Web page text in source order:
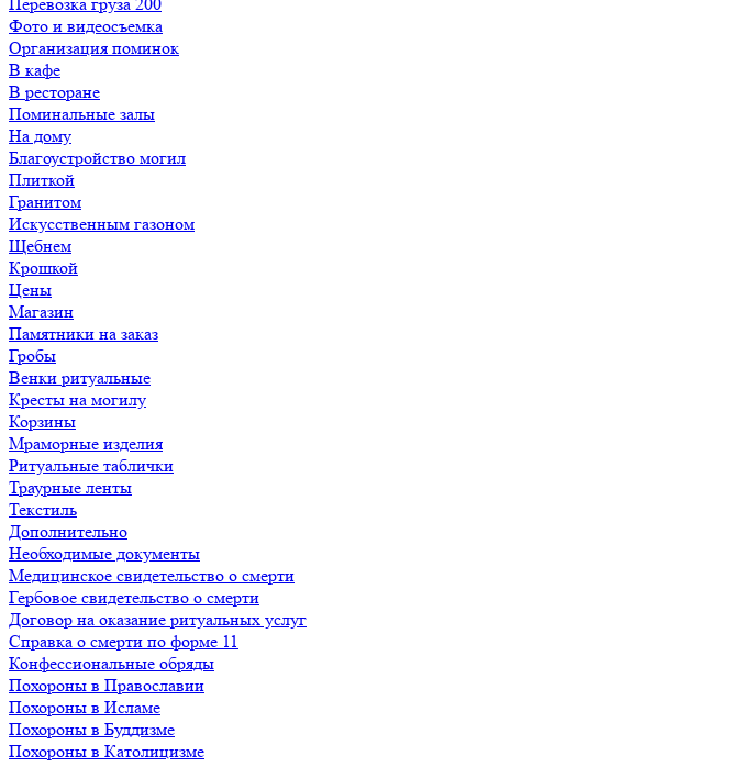
Фото и видеосъемка
Организация поминок
В кафе
В ресторане
Поминальные залы
На дому
Благоустройство могил
Плиткой
Гранитом
Искусственным газоном
Щебнем
Крошкой
Цены
Магазин
Памятники на заказ
Гробы
Венки ритуальные
Кресты на могилу
Корзины
Мраморные изделия
Ритуальные таблички
Траурные ленты
Текстиль
Дополнительно
Необходимые документы
Медицинское свидетельство о смерти
Гербовое свидетельство о смерти
Договор на оказание ритуальных услуг
Справка о смерти по форме 11
Конфессиональные обряды
Похороны в Православии
Похороны в Исламе
Похороны в Буддизме
Похороны в Католицизме